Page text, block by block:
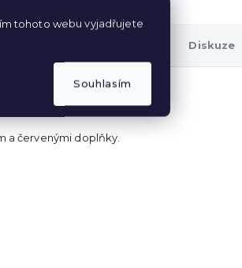
tohoto webu vyjadřujete
Souhlasím
Diskuze
a červenými doplňky.